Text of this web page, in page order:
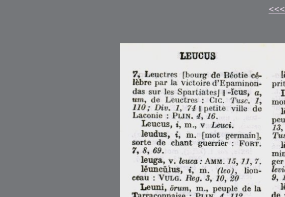
<<<